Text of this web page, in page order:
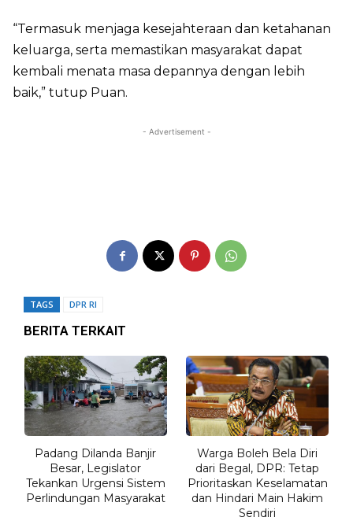
“Termasuk menjaga kesejahteraan dan ketahanan
keluarga, serta memastikan masyarakat dapat
kembali menata masa depannya dengan lebih
baik,” tutup Puan.
- Advertisement -
TAGS DPR RI
BERITA TERKAIT
Padang Dilanda Banjir
Besar, Legislator
Tekankan Urgensi Sistem
Perlindungan Masyarakat
Warga Boleh Bela Diri
dari Begal, DPR: Tetap
Prioritaskan Keselamatan
dan Hindari Main Hakim
Sendiri